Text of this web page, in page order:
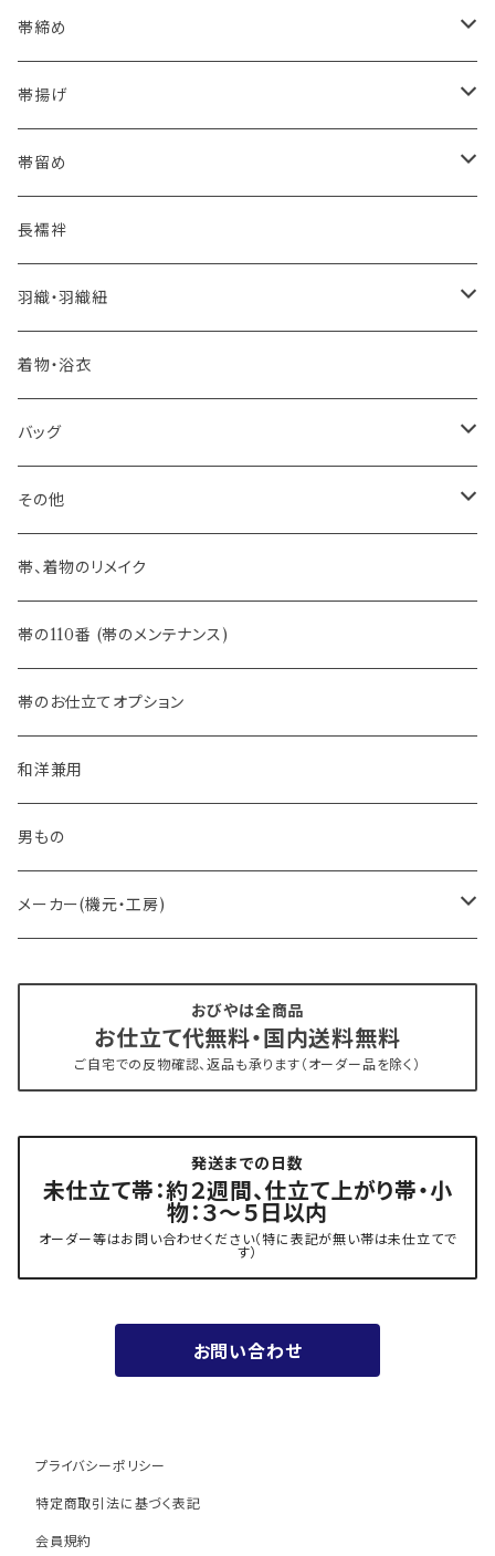
海のいろ ～sea-green～
格ある夏の名古屋帯（都の絽綴れ）
おとなの浴衣(有松 鳴海絞り)
自宅で洗える！本麻長襦袢
憧れの高級カジュアル帯
河合美術織物 訪問着に合わせる袋帯
訪問着に合わせるフォーマル帯
３万円台♪高見え袋帯・名古屋帯
- 博多帯
夏・単衣用(夏帯)
- 西陣織
夏・単衣用(夏帯)
- 紬帯・自然布
- 琉球帯
- 染め帯
- 袋帯・洒落袋帯
- 名古屋帯
八寸名古屋帯 (松葉仕立て)
- オールシーズン帯
- 夏帯
- 半幅帯
- 大人兵児帯
- おびやオリジナル・別注
- オーダー帯
- 京袋帯・開き仕立て
- 新古帯、中古・リサイクル帯 (メンテナンス済み)
夏用
- 振袖の帯・ママ振り・振袖用袋帯
帯締め
- おびやオリジナル
- 細平唐組 (7mmスリム帯締め)
- 田中節子
帯揚げ
- おびやオリジナル
- 京都 三浦清商店
- 大津工房 荒尾ちどり
帯留め
-おびやオリジナル
長襦袢
羽織・羽織紐
-おびやオリジナル
着物・浴衣
バッグ
-おびやオリジナル
その他
-おびやオリジナル
-フィカレ
帯、着物のリメイク
帯の110番 (帯のメンテナンス)
帯のお仕立てオプション
和洋兼用
男もの
メーカー(機元・工房)
博多織 西村織物
『marumasa.fab』丸正織物
おびやは全商品
お仕立て代無料・国内送料無料
ご自宅での反物確認、返品も承ります（オーダー品を除く）
発送までの日数
未仕立て帯：約２週間、仕立て上がり帯・小
物：３～５日以内
オーダー等はお問い合わせください（特に表記が無い帯は未仕立てで
す）
お問い合わせ
プライバシーポリシー
特定商取引法に基づく表記
会員規約